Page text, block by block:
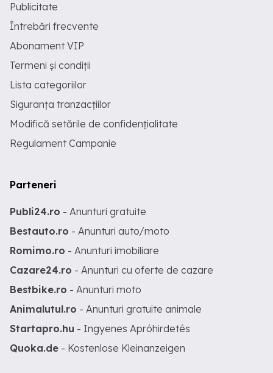
Publicitate
Întrebări frecvente
Abonament VIP
Termeni și condiții
Lista categoriilor
Siguranța tranzacțiilor
Modifică setările de confidențialitate
Regulament Campanie
Parteneri
Publi24.ro - Anunturi gratuite
Bestauto.ro - Anunturi auto/moto
Romimo.ro - Anunturi imobiliare
Cazare24.ro - Anunturi cu oferte de cazare
Bestbike.ro - Anunturi moto
Animalutul.ro - Anunturi gratuite animale
Startapro.hu - Ingyenes Apróhirdetés
Quoka.de - Kostenlose Kleinanzeigen